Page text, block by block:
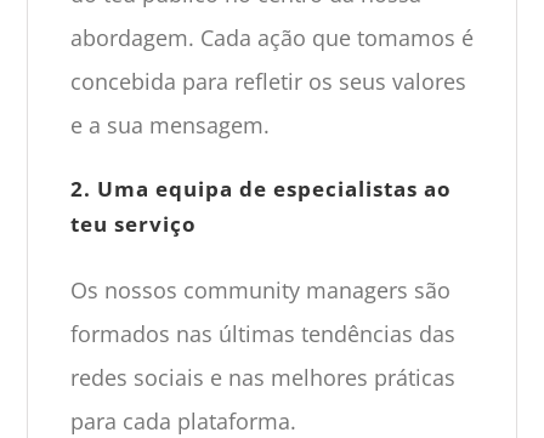
abordagem. Cada ação que tomamos é
concebida para refletir os seus valores
e a sua mensagem.
2. Uma equipa de especialistas ao
teu serviço
Os nossos community managers são
formados nas últimas tendências das
redes sociais e nas melhores práticas
para cada plataforma.